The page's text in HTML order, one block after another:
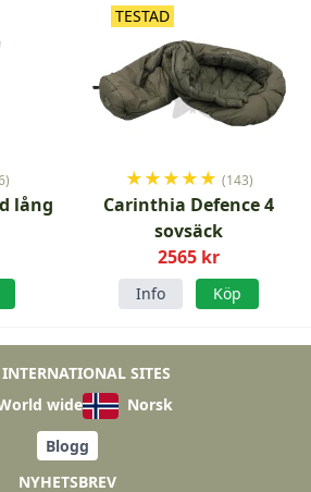
lång
★★★★★ (143)
Carinthia Defence 4
sovsäck
2565 kr
TESTAD
Info Köp
SITES
wide
Norsk
Blogg
NYHETSBREV